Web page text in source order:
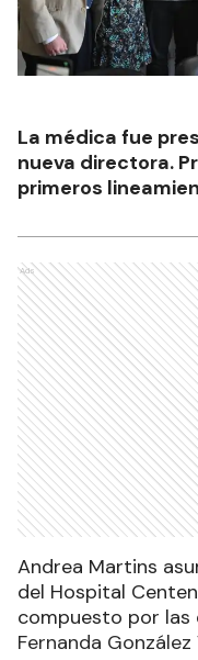
La médica fue
nueva directora.
primeros
Ads
Andrea Martins
del Hospital
compuesto por
Fernanda